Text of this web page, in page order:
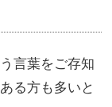
言葉をご存知
る方も多いと